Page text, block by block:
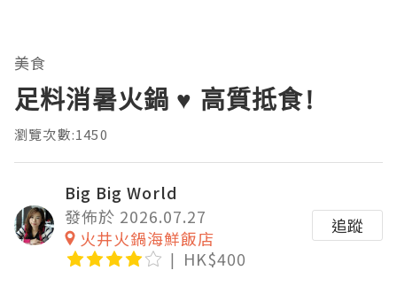
美食
足料消暑火鍋 ♥ 高質抵食!
瀏覽次數:1450
Big Big World
發佈於 2026.07.27
火井火鍋海鮮飯店
HK$400
追蹤